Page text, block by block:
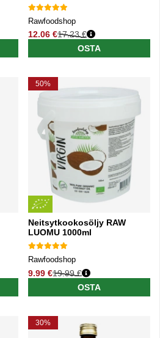
Rawfoodshop
12.06 €
Normaali hinta
17.23 €
OSTA
50%
Neitsytkookosöljy RAW
LUOMU 1000ml
Rawfoodshop
9.99 €
Normaali hinta
19.99 €
OSTA
30%